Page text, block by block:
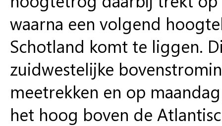
waarna een volgend
Schotland komt te liggen.
zuidwestelijke
meetrekken en op
het hoog boven de